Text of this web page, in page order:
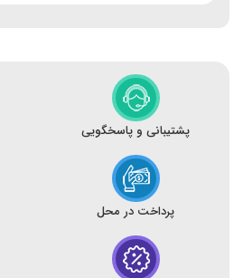
پشتیبانی و پاسخگویی
پرداخت در محل